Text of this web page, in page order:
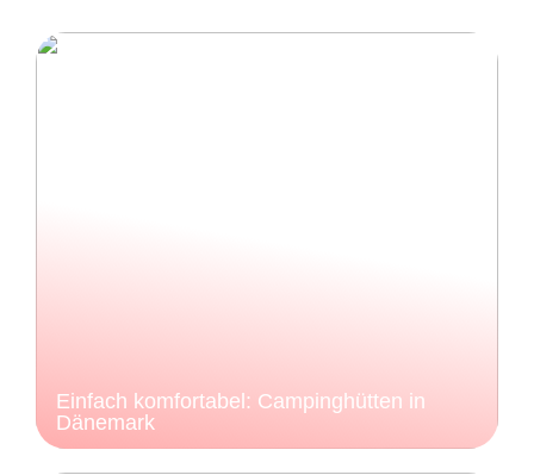
Einfach komfortabel: Campinghütten in
Dänemark